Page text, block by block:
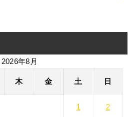
2026年8月
木 金 土 日
1 2